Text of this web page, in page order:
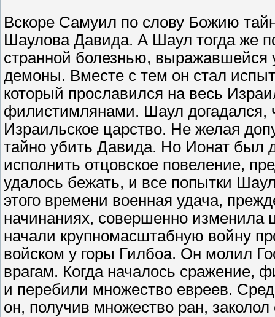
Вскоре Самуил по слову Божию
Шаулова Давида. А Шаул тогда же
странной болезнью, выражавшейся
демоны. Вместе с тем он стал
который прославился на весь
филистимлянами. Шаул догадался,
Израильское царство. Не желая
тайно убить Давида. Но Ионат был
исполнить отцовское повеление,
удалось бежать, и все попытки
этого времени военная удача,
начинаниях, совершенно изменила
начали крупномасштабную войну
войском у горы Гилбоа. Он молил
врагам. Когда началось сражение,
и перебили множество евреев.
он, получив множество ран,